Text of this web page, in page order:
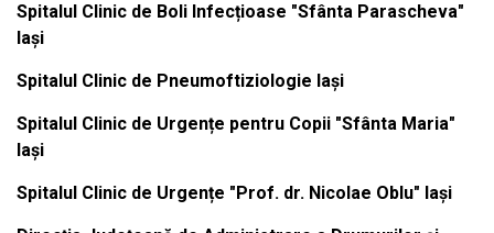
Spitalul Clinic de Boli Infecțioase "Sfânta Parascheva"
Iași
Spitalul Clinic de Pneumoftiziologie Iași
Spitalul Clinic de Urgențe pentru Copii "Sfânta Maria"
Iași
Spitalul Clinic de Urgențe "Prof. dr. Nicolae Oblu" Iași